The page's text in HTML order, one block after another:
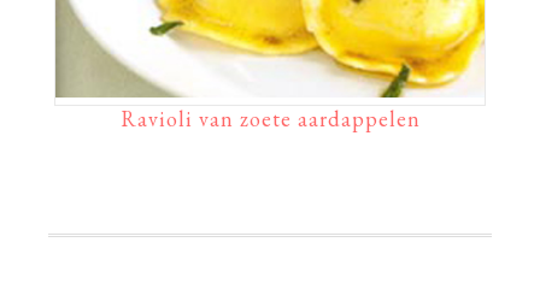
Ravioli van zoete aardappelen